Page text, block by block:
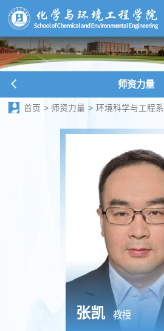
师资力量
首页 > 师资力量 > 环境科学与工程系
张凯 教授